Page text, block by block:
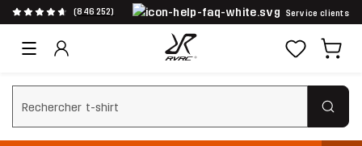
(846 252) Service clients
Effacer la recherche